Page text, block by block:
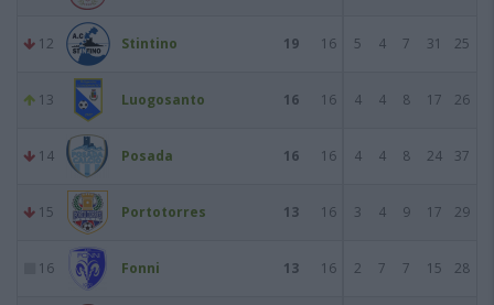
12 Stintino 19 16 5 4 7 31 25
13 Luogosanto 16 16 4 4 8 17 26
14 Posada 16 16 4 4 8 24 37
15 Portotorres 13 16 3 4 9 17 29
16 Fonni 13 16 2 7 7 15 28